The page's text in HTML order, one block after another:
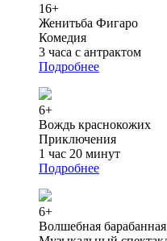
16+
Женитьба Фигаро
Комедия
3 часа с антрактом
Подробнее
6+
Вождь краснокожих
Приключения
1 час 20 минут
Подробнее
6+
Волшебная